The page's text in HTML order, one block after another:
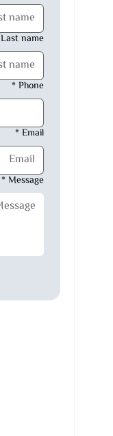
Last name
Phone
*
Email
*
Message
*